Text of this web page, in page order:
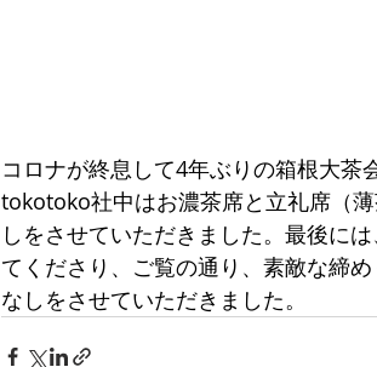
コロナが終息して4年ぶりの箱根大茶
tokotoko社中はお濃茶席と立礼席（
しをさせていただきました。最後に
てくださり、ご覧の通り、素敵な締
なしをさせていただきました。